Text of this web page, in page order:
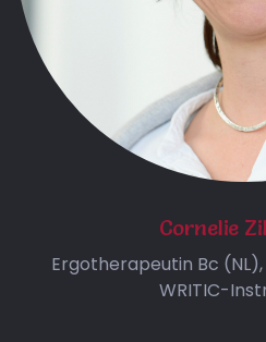
Cornelie
Ergotherapeutin Bc
WRITIC-